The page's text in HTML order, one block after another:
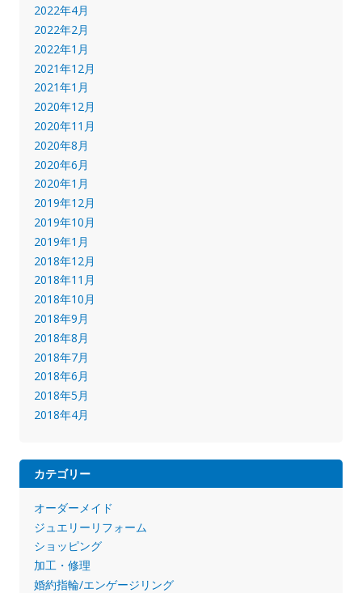
2022年4月
2022年2月
2022年1月
2021年12月
2021年1月
2020年12月
2020年11月
2020年8月
2020年6月
2020年1月
2019年12月
2019年10月
2019年1月
2018年12月
2018年11月
2018年10月
2018年9月
2018年8月
2018年7月
2018年6月
2018年5月
2018年4月
カテゴリー
オーダーメイド
ジュエリーリフォーム
ショッピング
加工・修理
婚約指輪/エンゲージリング